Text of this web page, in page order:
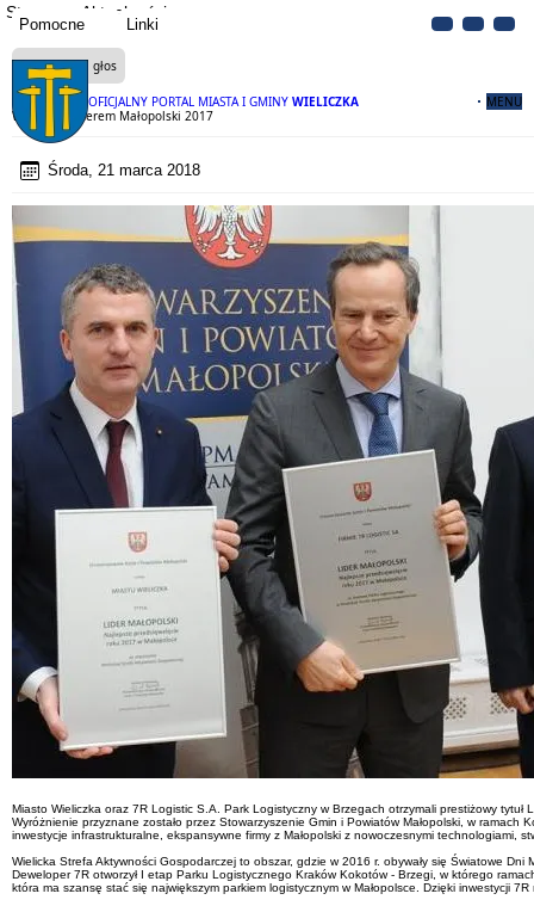
Pomocne Linki
OFICJALNY PORTAL MIASTA I GMINY WIELICZKA MENU
Strona Aktualności
Czytaj na głos
Wieliczka Liderem Małopolski 2017
Środa, 21 marca 2018
Miasto Wieliczka oraz 7R Logistic S.A. Park Logistyczny w Brzegach otrzymali prestiżowy
Wyróżnienie przyznane zostało przez Stowarzyszenie Gmin i Powiatów Małopolski, w
inwestycje infrastrukturalne, ekspansywne firmy z Małopolski z nowoczesnymi technologiami,
Wielicka Strefa Aktywności Gospodarczej to obszar, gdzie w 2016 r. obywały się Światowe
Deweloper 7R otworzył I etap Parku Logistycznego Kraków Kokotów - Brzegi, w którego
która ma szansę stać się największym parkiem logistycznym w Małopolsce. Dzięki inwestycji